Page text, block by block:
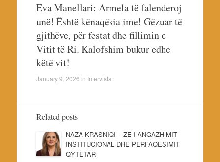
Eva Manellari: Armela të falenderoj
unë! Është kënaqësia ime! Gëzuar të
gjithëve, për festat dhe fillimin e
Vitit të Ri. Kalofshim bukur edhe
këtë vit!
January 9, 2026 in Intervista
Related posts
NAZA KRASNIQI – ZE I ANGAZHIMIT
INSTITUCIONAL DHE PERFAQESIMIT
QYTETAR